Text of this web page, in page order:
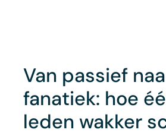
Van passief
fanatiek: hoe
leden wakker